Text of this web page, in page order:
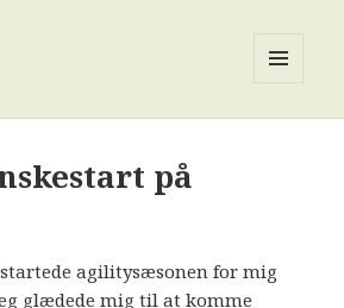
på
agilitysæsonen for mig
glædede mig til at komme